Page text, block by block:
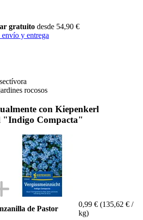
gratuito desde 54,90 €
y entrega
rocosos
con Kiepenkerl
"Indigo Compacta"
de Pastor
0,99 € (135,62 € /
kg)